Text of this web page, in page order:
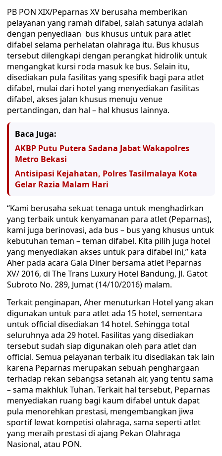
PB PON XIX/Peparnas XV berusaha memberikan
pelayanan yang ramah difabel, salah satunya adalah
dengan penyediaan bus khusus untuk para atlet
difabel selama perhelatan olahraga itu. Bus khusus
tersebut dilengkapi dengan perangkat hidrolik untuk
mengangkat kursi roda masuk ke bus. Selain itu,
disediakan pula fasilitas yang spesifik bagi para atlet
difabel, mulai dari hotel yang menyediakan fasilitas
difabel, akses jalan khusus menuju venue
pertandingan, dan hal – hal khusus lainnya.
Baca Juga:
AKBP Putu Putera Sadana Jabat Wakapolres
Metro Bekasi
Antisipasi Kejahatan, Polres Tasilmalaya Kota
Gelar Razia Malam Hari
“Kami berusaha sekuat tenaga untuk menghadirkan
yang terbaik untuk kenyamanan para atlet (Peparnas),
kami juga berinovasi, ada bus – bus yang khusus untuk
kebutuhan teman – teman difabel. Kita pilih juga hotel
yang menyediakan akses untuk para difabel ini,” kata
Aher pada acara Gala Diner bersama atlet Peparnas
XV/ 2016, di The Trans Luxury Hotel Bandung, Jl. Gatot
Subroto No. 289, Jumat (14/10/2016) malam.
Terkait penginapan, Aher menuturkan Hotel yang akan
digunakan untuk para atlet ada 15 hotel, sementara
untuk official disediakan 14 hotel. Sehingga total
seluruhnya ada 29 hotel. Fasilitas yang disediakan
tersebut sudah siap digunakan oleh para atlet dan
official. Semua pelayanan terbaik itu disediakan tak lain
karena Peparnas merupakan sebuah penghargaan
terhadap rekan sebangsa setanah air, yang tentu sama
– sama makhluk Tuhan. Terkait hal tersebut, Peparnas
menyediakan ruang bagi kaum difabel untuk dapat
pula menorehkan prestasi, mengembangkan jiwa
sportif lewat kompetisi olahraga, sama seperti atlet
yang meraih prestasi di ajang Pekan Olahraga
Nasional, atau PON.